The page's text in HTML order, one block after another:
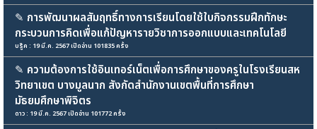
✎ การพัฒนาผลสัมฤทธิ์ทางการเรียนโดยใช้ใบกิจกรรมฝึกทักษะ
กระบวนการคิดเพื่อแก้ปัญหารายวิชาการออกแบบและเทคโนโลยี
บรู๊ค : 19 มี.ค. 2567 เปิดอ่าน 101835 ครั้ง
✎ ความต้องการใช้อินเทอร์เน็ตเพื่อการศึกษาของครูในโรงเรียนสห
วิทยาเขต บางมูลนาก สังกัดสำนักงานเขตพื้นที่การศึกษา
มัธยมศึกษาพิจิตร
ดาว : 19 มี.ค. 2567 เปิดอ่าน 101772 ครั้ง